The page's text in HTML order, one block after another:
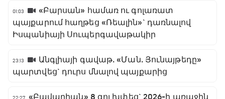
01:03
«Բարսան» համառ ու գոլառատ
պայքարում հաղթեց «Ռեալին»` դառնալով
Իսպանիայի Սուպերգավաթակիր
23:13
Անգլիայի գավաթ. «Ման. Յունայթեդը»
պարտվեց` դուրս մնալով պայքարից
«Բավարիան» 8 գոլ խփեց` 2026-ի առաջին